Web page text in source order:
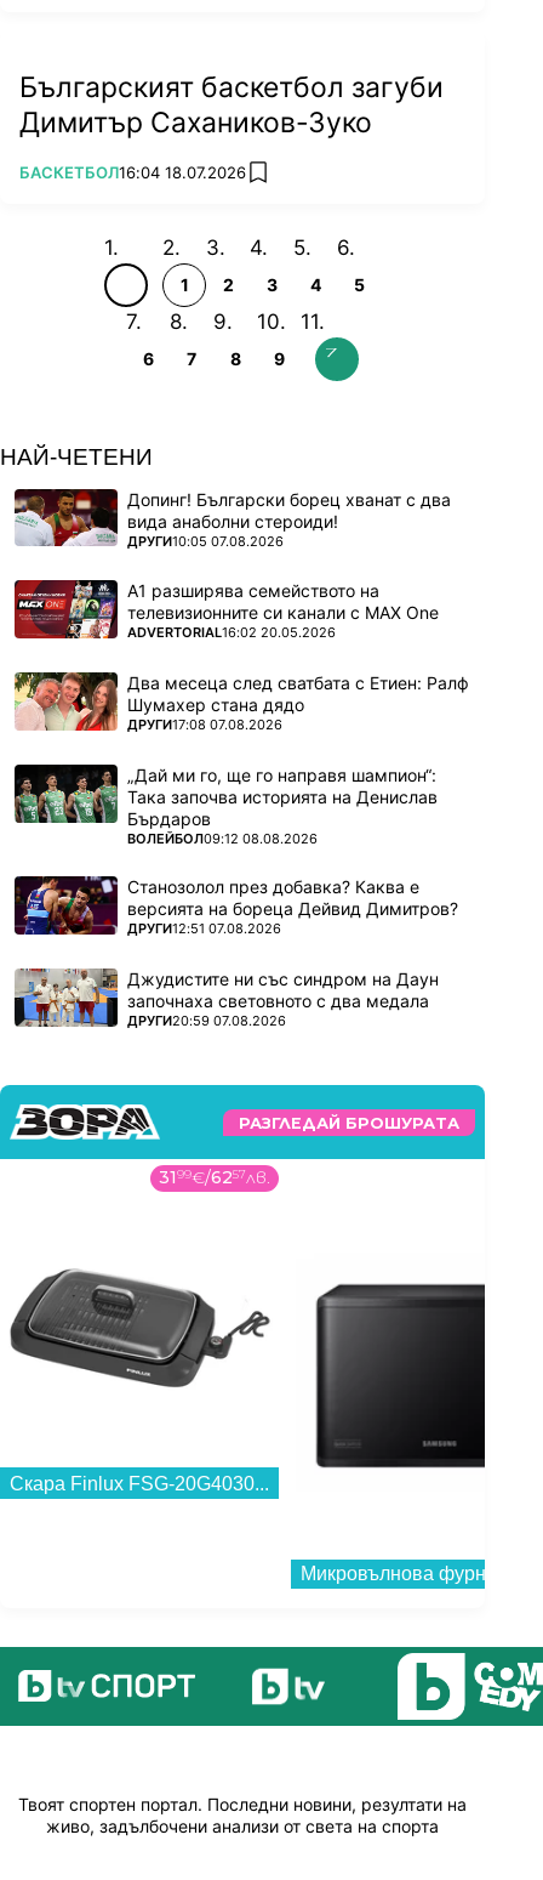
Българският баскетбол загуби
Димитър Сахаников-Зуко
ПОВЕЧЕ ОТ
БАСКЕТБОЛ16:04 18.07.2026 add favorites
1 2 3 4 5
6 7 8 9
НАЙ-ЧЕТЕНИ
Допинг! Български борец хванат с два
вида анаболни стероиди!
ПОВЕЧЕ ОТ
ДРУГИ10:05 07.08.2026
А1 разширява семейството на
телевизионните си канали с MAX One
ПОВЕЧЕ ОТ
ADVERTORIAL16:02 20.05.2026
Два месеца след сватбата с Етиен: Ралф
Шумахер стана дядо
ПОВЕЧЕ ОТ
ДРУГИ17:08 07.08.2026
„Дай ми го, ще го направя шампион“:
Така започва историята на Денислав
Бърдаров
ПОВЕЧЕ ОТ
ВОЛЕЙБОЛ09:12 08.08.2026
Станозолол през добавка? Каква е
версията на бореца Дейвид Димитров?
ПОВЕЧЕ ОТ
ДРУГИ12:51 07.08.2026
Джудистите ни със синдром на Даун
започнаха световното с два медала
ПОВЕЧЕ ОТ
ДРУГИ20:59 07.08.2026
РАЗГЛЕДАЙ БРОШУРАТА
3199€/6257лв.
Скара Finlux FSG-20G4030...
Твоят спортен портал. Последни новини, резултати на
живо, задълбочени анализи от света на спорта